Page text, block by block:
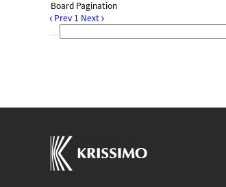
Board Pagination
Prev 1 Next